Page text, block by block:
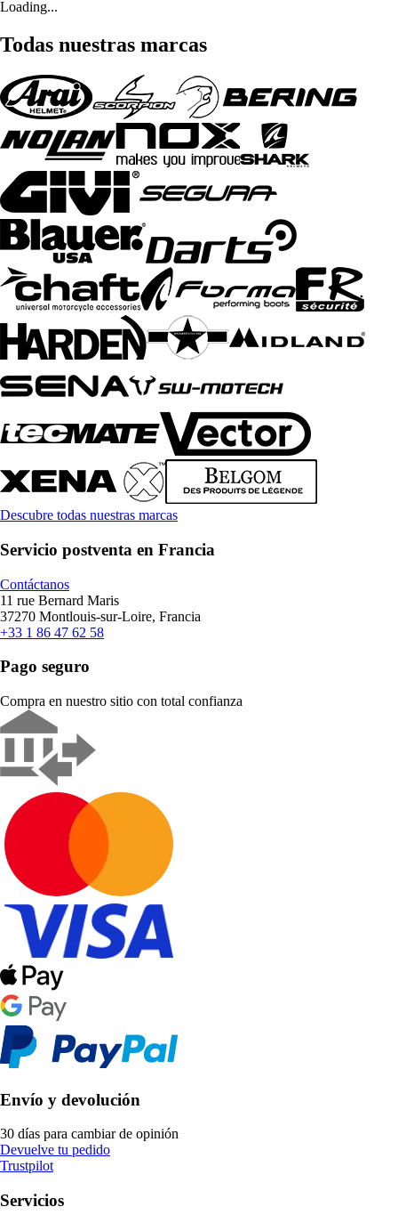
Loading...
Todas nuestras marcas
Descubre todas nuestras marcas
Servicio postventa en Francia
Contáctanos
11 rue Bernard Maris
37270 Montlouis-sur-Loire, Francia
+33 1 86 47 62 58
Pago seguro
Compra en nuestro sitio con total confianza
Envío y devolución
30 días para cambiar de opinión
Devuelve tu pedido
Trustpilot
Servicios